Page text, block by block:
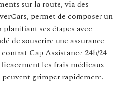
sur la route, via des
permet de composer un
ses étapes avec
de souscrire une assurance
Cap Assistance 24h/24
les frais médicaux
grimper rapidement.